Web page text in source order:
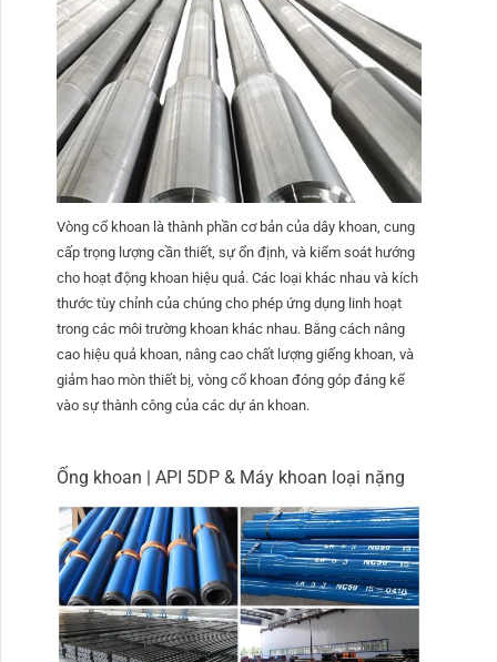
Vòng cổ khoan là thành phần cơ bản của dây khoan, cung
cấp trọng lượng cần thiết, sự ổn định, và kiểm soát hướng
cho hoạt động khoan hiệu quả. Các loại khác nhau và kích
thước tùy chỉnh của chúng cho phép ứng dụng linh hoạt
trong các môi trường khoan khác nhau. Bằng cách nâng
cao hiệu quả khoan, nâng cao chất lượng giếng khoan, và
giảm hao mòn thiết bị, vòng cổ khoan đóng góp đáng kể
vào sự thành công của các dự án khoan.
Ống khoan | API 5DP & Máy khoan loại nặng